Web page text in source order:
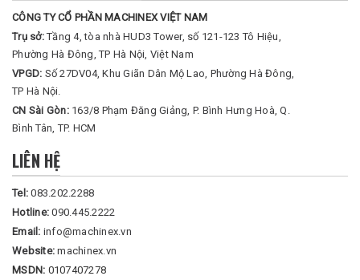
CÔNG TY CỔ PHẦN MACHINEX VIỆT NAM
Trụ sở:Tầng 4, tòa nhà HUD3 Tower, số 121-123 Tô Hiệu,
Phường Hà Đông, TP Hà Nội, Việt Nam
VPGD: Số 27DV04, Khu Giãn Dân Mộ Lao, Phường Hà Đông,
TP Hà Nội.
CN Sài Gòn: 163/8 Phạm Đăng Giảng, P. Bình Hưng Hoà, Q.
Bình Tân, TP. HCM
LIÊN HỆ
Tel:083.202.2288
Hotline:090.445.2222
Email: info@machinex.vn
Website:machinex.vn
MSDN: 0107407278